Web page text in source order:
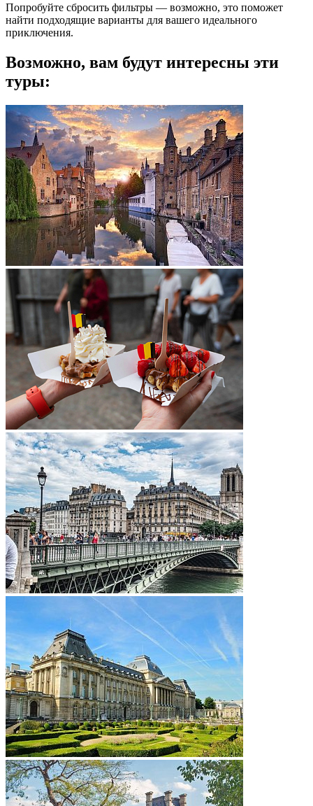
Попробуйте сбросить фильтры — возможно, это поможет
найти подходящие варианты для вашего идеального
приключения.
Возможно, вам будут интересны эти
туры: